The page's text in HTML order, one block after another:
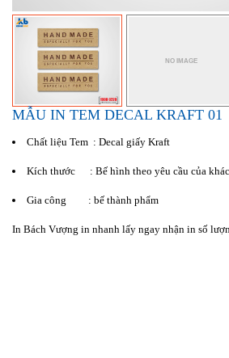
MẪU IN TEM DECAL KRAFT 01
Chất liệu Tem : Decal giấy Kraft
Kích thước : Bế hình theo yêu cầu của
Gia công : bế thành phẩm
In Bách Vượng in nhanh lấy ngay nhận in số